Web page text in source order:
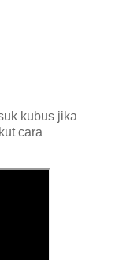
kubus jika
cara